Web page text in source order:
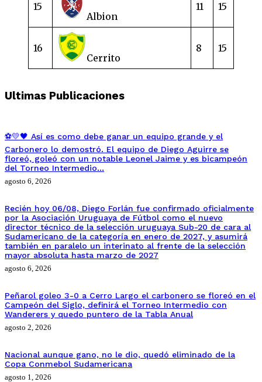
15
Albion
11 15
16
Cerrito
8 15
Ultimas Publicaciones
⚽💛🖤 Así es como debe ganar un equipo grande y el
Carbonero lo demostró. El equipo de Diego Aguirre se
floreó, goleó con un notable Leonel Jaime y es bicampeón
del Torneo Intermedio…
agosto 6, 2026
Recién hoy 06/08, Diego Forlán fue confirmado oficialmente
por la Asociación Uruguaya de Fútbol como el nuevo
director técnico de la selección uruguaya Sub-20 de cara al
Sudamericano de la categoría en enero de 2027, y asumirá
también en paralelo un interinato al frente de la selección
mayor absoluta hasta marzo de 2027
agosto 6, 2026
Peñarol goleo 3-0 a Cerro Largo el carbonero se floreó en el
Campeón del Siglo, definirá el Torneo Intermedio con
Wanderers y quedo puntero de la Tabla Anual
agosto 2, 2026
Nacional aunque gano, no le dio, quedó eliminado de la
Copa Conmebol Sudamericana
agosto 1, 2026